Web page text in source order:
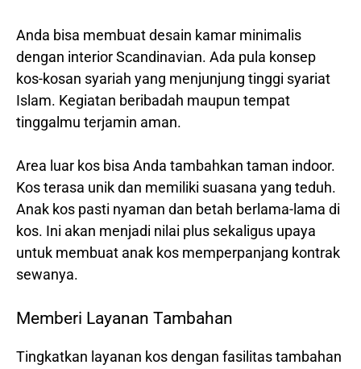
Anda bisa membuat desain kamar minimalis
dengan interior Scandinavian. Ada pula konsep
kos-kosan syariah yang menjunjung tinggi syariat
Islam. Kegiatan beribadah maupun tempat
tinggalmu terjamin aman.
Area luar kos bisa Anda tambahkan taman indoor.
Kos terasa unik dan memiliki suasana yang teduh.
Anak kos pasti nyaman dan betah berlama-lama di
kos. Ini akan menjadi nilai plus sekaligus upaya
untuk membuat anak kos memperpanjang kontrak
sewanya.
Memberi Layanan Tambahan
Tingkatkan layanan kos dengan fasilitas tambahan